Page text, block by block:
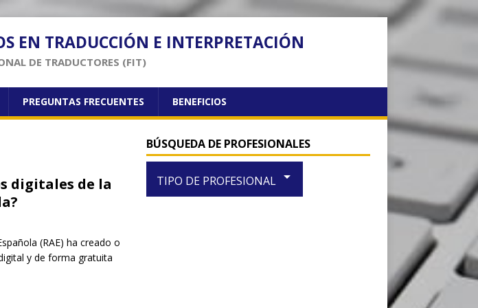
EN TRADUCCIÓN E INTERPRETACIÓN
DE TRADUCTORES (FIT)
PREGUNTAS FRECUENTES BENEFICIOS
digitales de la
(RAE) ha creado o
y de forma gratuita
BÚSQUEDA DE PROFESIONALES
TIPO DE PROFESIONAL arrow_drop_down